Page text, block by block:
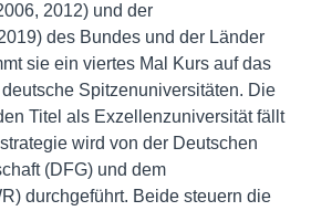
2012) und der
des Bundes und der Länder
sie ein viertes Mal Kurs auf das
Spitzenuniversitäten. Die
Titel als Exzellenzuniversität fällt
wird von der Deutschen
(DFG) und dem
durchgeführt. Beide steuern die